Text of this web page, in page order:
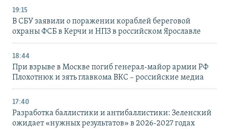
19:15
В СБУ заявили о поражении кораблей береговой
охраны ФСБ в Керчи и НПЗ в российском Ярославле
18:44
При взрыве в Москве погиб генерал-майор армии РФ
Плохотнюк и зять главкома ВКС – российские медиа
17:40
Разработка баллистики и антибаллистики: Зеленский
ожидает «нужных результатов» в 2026-2027 годах